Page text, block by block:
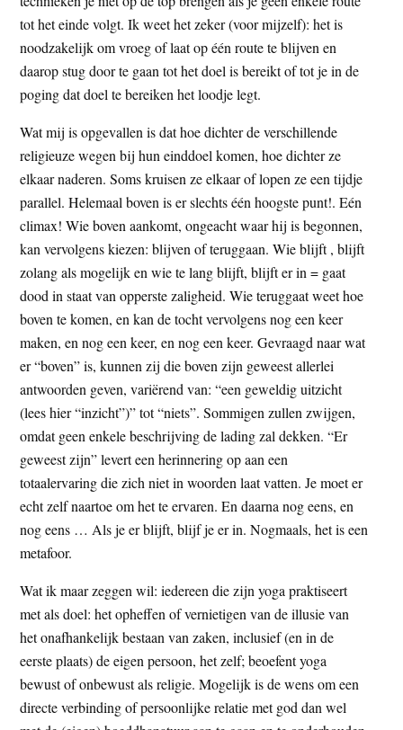
tot het einde volgt. Ik weet het zeker (voor mijzelf): het is
noodzakelijk om vroeg of laat op één route te blijven en
daarop stug door te gaan tot het doel is bereikt of tot je in de
poging dat doel te bereiken het loodje legt.
Wat mij is opgevallen is dat hoe dichter de verschillende
religieuze wegen bij hun einddoel komen, hoe dichter ze
elkaar naderen. Soms kruisen ze elkaar of lopen ze een tijdje
parallel. Helemaal boven is er slechts één hoogste punt!. Eén
climax! Wie boven aankomt, ongeacht waar hij is begonnen,
kan vervolgens kiezen: blijven of teruggaan. Wie blijft , blijft
zolang als mogelijk en wie te lang blijft, blijft er in = gaat
dood in staat van opperste zaligheid. Wie teruggaat weet hoe
boven te komen, en kan de tocht vervolgens nog een keer
maken, en nog een keer, en nog een keer. Gevraagd naar wat
er “boven” is, kunnen zij die boven zijn geweest allerlei
antwoorden geven, variërend van: “een geweldig uitzicht
(lees hier “inzicht”)” tot “niets”. Sommigen zullen zwijgen,
omdat geen enkele beschrijving de lading zal dekken. “Er
geweest zijn” levert een herinnering op aan een
totaalervaring die zich niet in woorden laat vatten. Je moet er
echt zelf naartoe om het te ervaren. En daarna nog eens, en
nog eens … Als je er blijft, blijf je er in. Nogmaals, het is een
metafoor.
Wat ik maar zeggen wil: iedereen die zijn yoga praktiseert
met als doel: het opheffen of vernietigen van de illusie van
het onafhankelijk bestaan van zaken, inclusief (en in de
eerste plaats) de eigen persoon, het zelf; beoefent yoga
bewust of onbewust als religie. Mogelijk is de wens om een
directe verbinding of persoonlijke relatie met god dan wel